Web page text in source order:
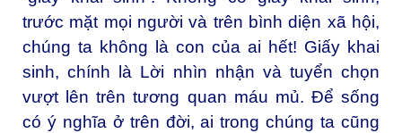
trước mặt mọi người và trên bình diện xã hội,
chúng ta không là con của ai hết! Giấy khai
sinh, chính là Lời nhìn nhận và tuyển chọn
vượt lên trên tương quan máu mủ. Để sống
có ý nghĩa ở trên đời, ai trong chúng ta cũng